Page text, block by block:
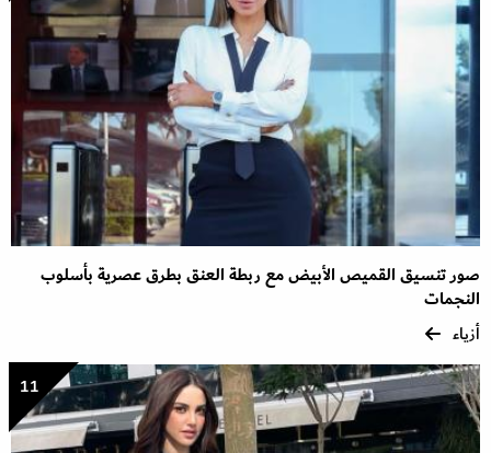
صور تنسيق القميص الأبيض مع ربطة العنق بطرق عصرية بأسلوب
النجمات
أزياء
11